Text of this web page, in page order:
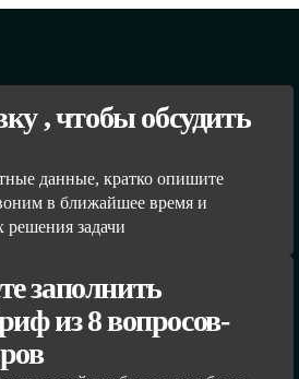
, чтобы обсудить
данные, кратко опишите
в ближайшее время и
решения задачи
заполнить
из 8 вопросов-